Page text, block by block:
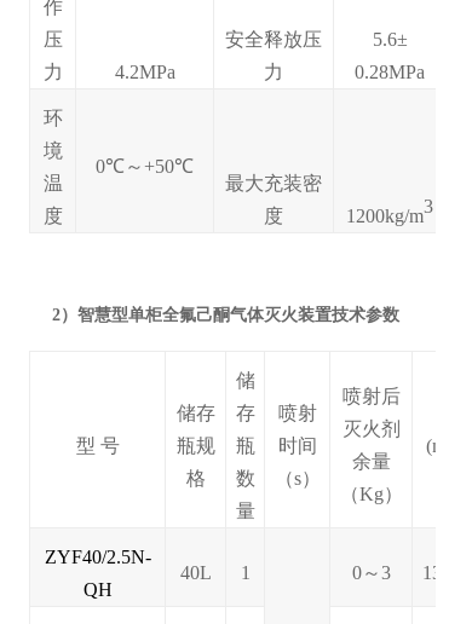
作
压
力
4.2MPa
安全释放压
力
5.6±
0.28MPa
环
境
温
度
0℃～+50℃
最大充装密
度
1200kg/m3
2）智慧型单柜全氟己酮气体灭火装置技术参数
型 号
储存
瓶规
格
储
存
瓶
数
量
喷射
时间
（s）
喷射后
灭火剂
余量
（Kg）
(mm)
ZYF40/2.5N-
QH
40L 1 0～3